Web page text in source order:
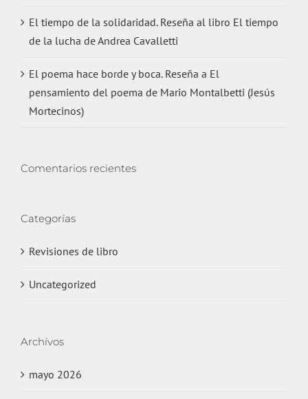
El tiempo de la solidaridad. Reseña al libro El tiempo
de la lucha de Andrea Cavalletti
El poema hace borde y boca. Reseña a El
pensamiento del poema de Mario Montalbetti (Jesús
Mortecinos)
Comentarios recientes
Categorías
Revisiones de libro
Uncategorized
Archivos
mayo 2026